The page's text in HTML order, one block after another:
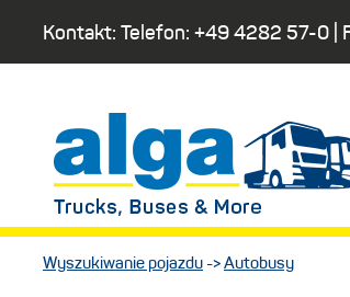
Kontakt: Telefon: +49 4282 57-0 |
Wyszukiwanie pojazdu -> Autobusy